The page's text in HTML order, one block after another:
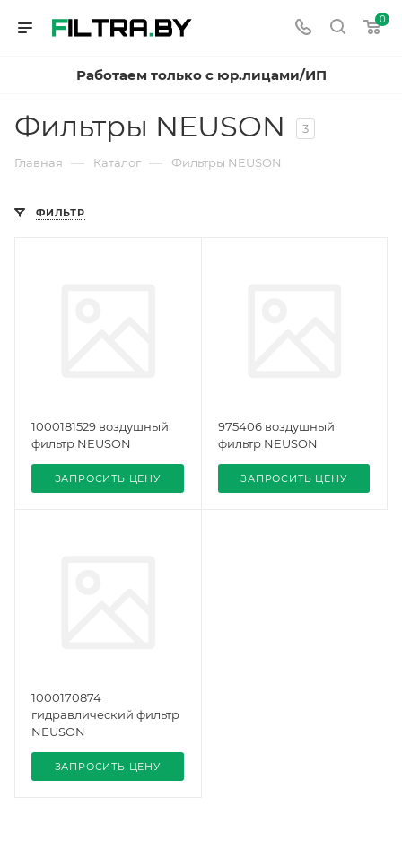
0
Работаем только с юр.лицами/ИП
Фильтры NEUSON 3
Главная — Каталог — Фильтры NEUSON
ФИЛЬТР
1000181529 воздушный
фильтр NEUSON
ЗАПРОСИТЬ ЦЕНУ
975406 воздушный
фильтр NEUSON
ЗАПРОСИТЬ ЦЕНУ
1000170874
гидравлический фильтр
NEUSON
ЗАПРОСИТЬ ЦЕНУ